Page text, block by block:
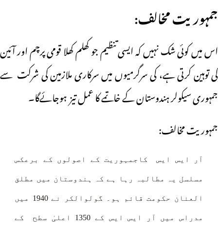
جمہوریت مخالف:
اس میں کوئی شک نہیں کہ ایسی تنظیم جو کھلم کھلا قومی پرچم اور آئین
کی توہین کرتی ہے، کی سرگرمیوں میں سرکاری ملازمین کی شرکت سے
جمہوری سیکولر ہندوستان کے خاتمے کا عمل تیز ہوجائےگا۔
جمہوریت مخالف:
آر ایس ایس کاجمہوریت کے اصولوں کے برعکس
مسلسل یہ مطالبہ رہا ہے کہ ہندوستان میں مطلق
العنان حکومت قائم ہو۔ گولوالکر نے 1940 میں
مدراس میں آر ایس ایس کے 1350 اعلیٰ سطح کے